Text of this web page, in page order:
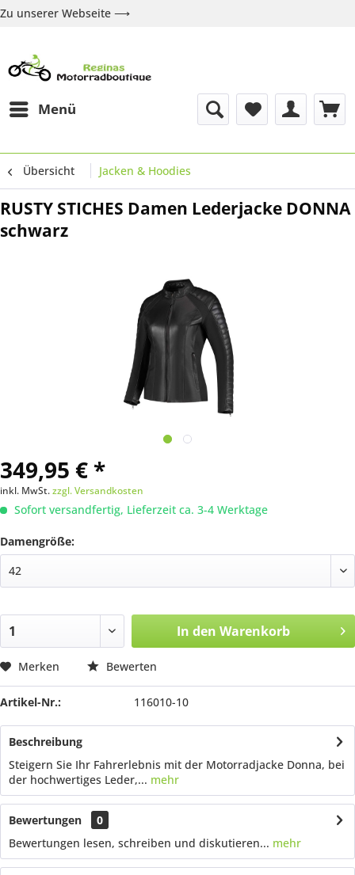
Zu unserer Webseite ⟶
Menü
Übersicht Jacken & Hoodies
RUSTY STICHES Damen Lederjacke DONNA
schwarz
349,95 € *
inkl. MwSt.zzgl. Versandkosten
Sofort versandfertig, Lieferzeit ca. 3-4 Werktage
Damengröße:
In den Warenkorb
Merken Bewerten
Artikel-Nr.: 116010-10
Beschreibung
Steigern Sie Ihr Fahrerlebnis mit der Motorradjacke Donna, bei
der hochwertiges Leder,... mehr
Bewertungen
0
Bewertungen lesen, schreiben und diskutieren... mehr